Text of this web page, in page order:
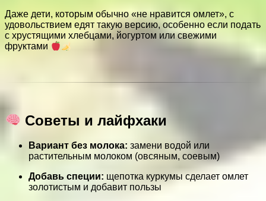
Даже дети, которым обычно «не нравится омлет», с
удовольствием едят такую версию, особенно если подать
с хрустящими хлебцами, йогуртом или свежими
фруктами
Советы и лайфхаки
Вариант без молока: замени водой или
растительным молоком (овсяным, соевым)
Добавь специи: щепотка куркумы сделает омлет
золотистым и добавит пользы